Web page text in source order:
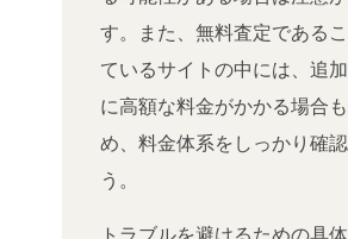
す。また、無料査定である
ているサイトの中には、追
に高額な料金がかかる場合
め、料金体系をしっかり確
う。
トラブルを避けるための具